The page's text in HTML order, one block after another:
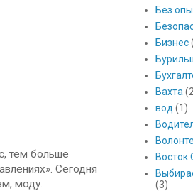
тем больше
Сегодня
моду.
Без
Бизнес
Вахта
вод (1)
Восток
(3)